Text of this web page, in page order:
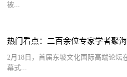
被...
2月18日，首届东坡文化国际高端论坛
幕式...